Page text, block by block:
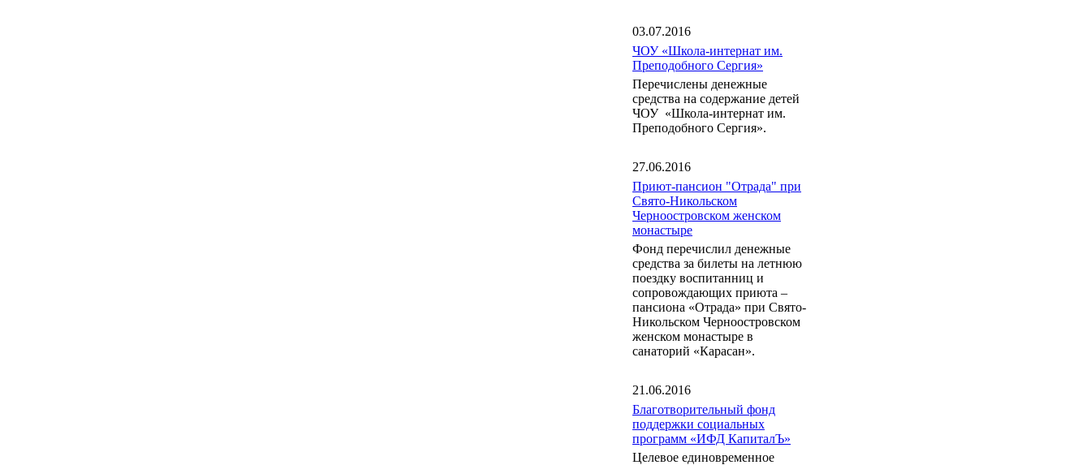
03.07.2016
ЧОУ «Школа-интернат им.
Преподобного Сергия»
Перечислены денежные
средства на содержание детей
ЧОУ «Школа-интернат им.
Преподобного Сергия».
27.06.2016
Приют-пансион "Отрада" при
Свято-Никольском
Черноостровском женском
монастыре
Фонд перечислил денежные
средства за билеты на летнюю
поездку воспитанниц и
сопровождающих приюта –
пансиона «Отрада» при Свято-
Никольском Черноостровском
женском монастыре в
санаторий «Карасан».
21.06.2016
Благотворительный фонд
поддержки социальных
программ «ИФД КапиталЪ»
Целевое единовременное